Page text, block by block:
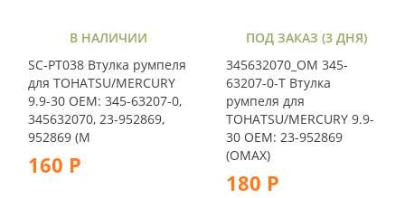
В НАЛИЧИИ
SC-PT038 Втулка румпеля
для TOHATSU/MERCURY
9.9-30 OEM: 345-63207-0,
345632070, 23-952869,
952869 (M
160 Р
ПОД ЗАКАЗ (3 ДНЯ)
345632070_OM 345-
63207-0-T Втулка
румпеля для
TOHATSU/MERCURY 9.9-
30 OEM: 23-952869
(OMAX)
180 Р